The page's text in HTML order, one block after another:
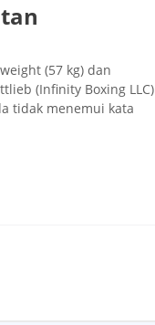
(57 kg) dan
(Infinity Boxing LLC)
tidak menemui kata